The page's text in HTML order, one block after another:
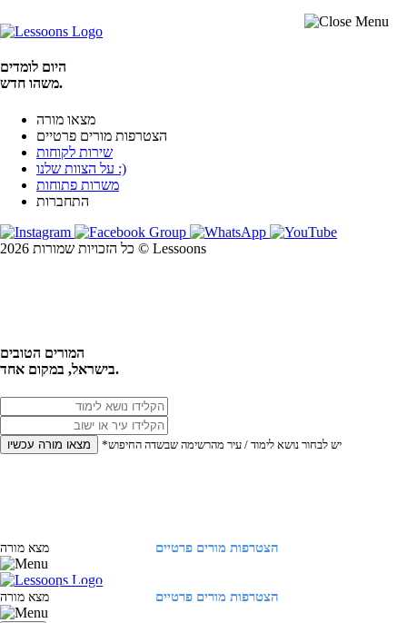
היום לומדים
משהו חדש.
מצאו מורה
הצטרפות מורים פרטיים
שירות לקוחות
על הצוות שלנו :)
משרות פתוחות
התחברות
כל הזכויות שמורות 2026 © Lessoons
המורים הטובים
בישראל, במקום אחד.
מצאו מורה עכשיו *יש לבחור נושא לימוד / עיר מהרשימה שבשדה החיפוש
הצטרפות מורים פרטיים מצא מורה
הצטרפות מורים פרטיים מצא מורה